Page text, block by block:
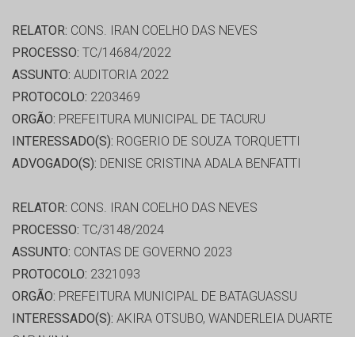
RELATOR: CONS. IRAN COELHO DAS NEVES
PROCESSO: TC/14684/2022
ASSUNTO: AUDITORIA 2022
PROTOCOLO: 2203469
ORGÃO: PREFEITURA MUNICIPAL DE TACURU
INTERESSADO(S): ROGERIO DE SOUZA TORQUETTI
ADVOGADO(S): DENISE CRISTINA ADALA BENFATTI
RELATOR: CONS. IRAN COELHO DAS NEVES
PROCESSO: TC/3148/2024
ASSUNTO: CONTAS DE GOVERNO 2023
PROTOCOLO: 2321093
ORGÃO: PREFEITURA MUNICIPAL DE BATAGUASSU
INTERESSADO(S): AKIRA OTSUBO, WANDERLEIA DUARTE